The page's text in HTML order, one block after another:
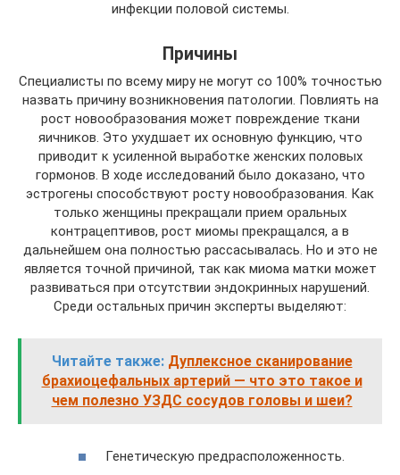
инфекции половой системы.
Причины
Специалисты по всему миру не могут со 100% точностью
назвать причину возникновения патологии. Повлиять на
рост новообразования может повреждение ткани
яичников. Это ухудшает их основную функцию, что
приводит к усиленной выработке женских половых
гормонов. В ходе исследований было доказано, что
эстрогены способствуют росту новообразования. Как
только женщины прекращали прием оральных
контрацептивов, рост миомы прекращался, а в
дальнейшем она полностью рассасывалась. Но и это не
является точной причиной, так как миома матки может
развиваться при отсутствии эндокринных нарушений.
Среди остальных причин эксперты выделяют:
Читайте также: Дуплексное сканирование
брахиоцефальных артерий — что это такое и
чем полезно УЗДС сосудов головы и шеи?
Генетическую предрасположенность.